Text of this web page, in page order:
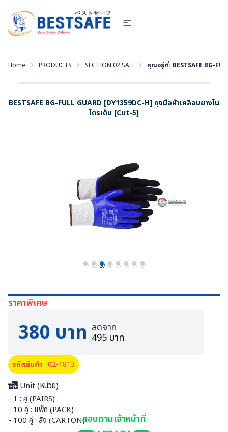
Home PRODUCTS SECTION 02 SAFETY GLOVES - ถุงมือนิรภัย
คุณอยู่ที่: BESTSAFE BG-
BESTSAFE BG-FULL GUARD [DY1359DC-H] ถุงมือผ้าเคลือบยางไน
ไตรเต็ม [Cut-5]
1/ 2/ 3/ 4/ 5/ 6/ 7/ 8/
ราคาพิเศษ
380 บาท ลดจาก
495 บาท
รหัสสินค้า : 02-1813
Unit (หน่วย)
- 1 : คู่ (PAIRS)
- 10 คู่ : แพ็ค (PACK)
- 100 คู่ : ลัง (CARTON)สอบถามเจ้าหน้าที่